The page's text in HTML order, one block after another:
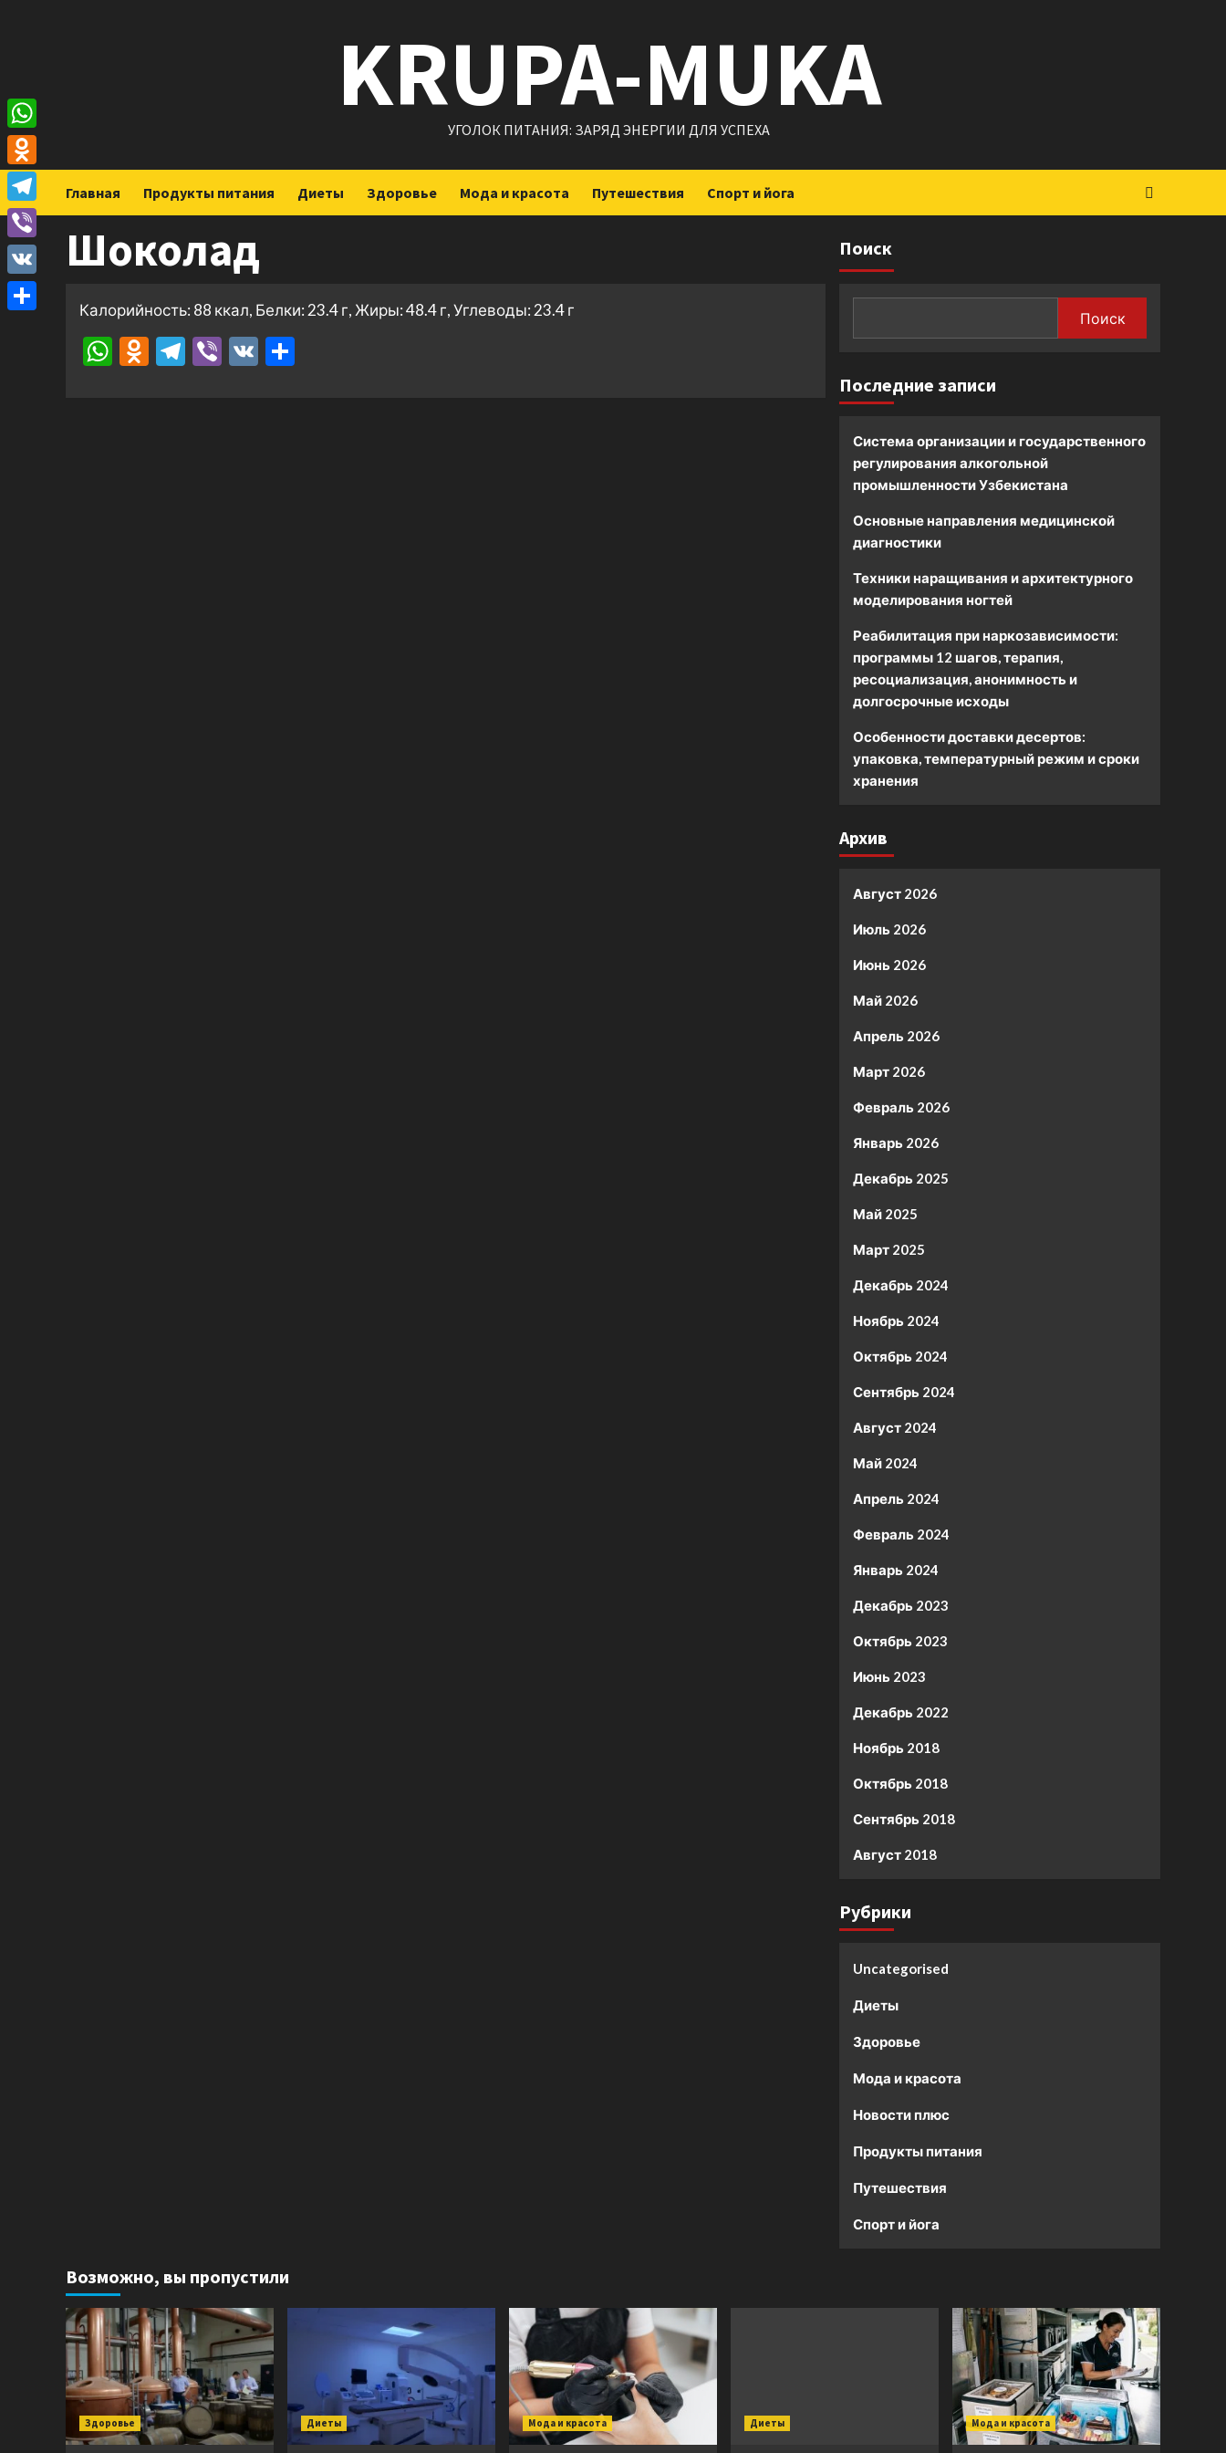
KRUPA-MUKA
УГОЛОК ПИТАНИЯ: ЗАРЯД ЭНЕРГИИ ДЛЯ УСПЕХА
Главная Продукты питания Диеты Здоровье Мода и красота Путешествия Спорт и йога
Шоколад
Калорийность: 88 ккал, Белки: 23.4 г, Жиры: 48.4 г, Углеводы: 23.4 г
WhatsApp
Odnoklassniki
Telegram
Viber
VK
Поиск
Поиск
Последние записи
Система организации и государственного
регулирования алкогольной
промышленности Узбекистана
Основные направления медицинской
диагностики
Техники наращивания и архитектурного
моделирования ногтей
Реабилитация при наркозависимости:
программы 12 шагов, терапия,
ресоциализация, анонимность и
долгосрочные исходы
Особенности доставки десертов:
упаковка, температурный режим и сроки
хранения
Архив
Август 2026
Июль 2026
Июнь 2026
Май 2026
Апрель 2026
Март 2026
Февраль 2026
Январь 2026
Декабрь 2025
Май 2025
Март 2025
Декабрь 2024
Ноябрь 2024
Октябрь 2024
Сентябрь 2024
Август 2024
Май 2024
Апрель 2024
Февраль 2024
Январь 2024
Декабрь 2023
Октябрь 2023
Июнь 2023
Декабрь 2022
Ноябрь 2018
Октябрь 2018
Сентябрь 2018
Август 2018
Рубрики
Uncategorised
Диеты
Здоровье
Мода и красота
Новости плюс
Продукты питания
Путешествия
Спорт и йога
Возможно, вы пропустили
Здоровье Диеты Мода и красота Диеты Мода и красота
WhatsApp
Odnoklassniki
Telegram
Viber
VK